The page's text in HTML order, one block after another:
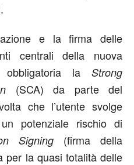
e la firma delle
centrali della nuova
obbligatoria la Strong
(SCA) da parte del
che l’utente svolge
potenziale rischio di
Signing (firma della
per la quasi totalità delle